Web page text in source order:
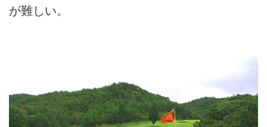
が難しい。